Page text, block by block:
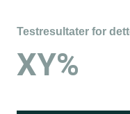
Testresultater for
XY%